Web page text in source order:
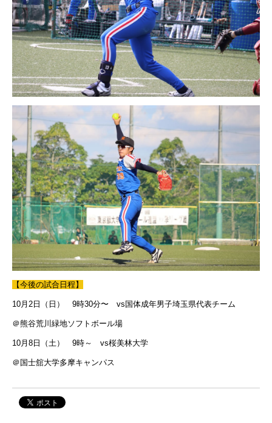
【今後の試合日程】
10月2日（日） 9時30分〜 vs国体成年男子埼玉県代表チーム
＠熊谷荒川緑地ソフトボール場
10月8日（土） 9時～ vs桜美林大学
＠国士舘大学多摩キャンパス